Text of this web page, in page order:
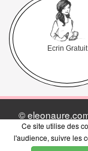
Ce site utilise des
l'audience, suivre les
Ecrin Gratuit
©
Politique de